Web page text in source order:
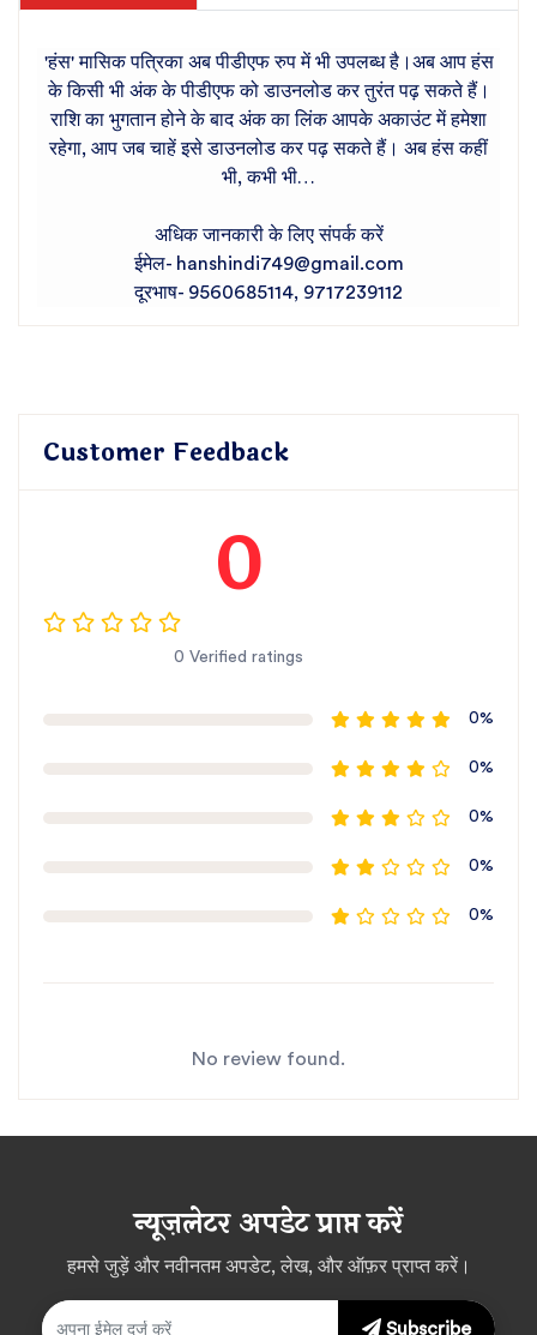
'हंस' मासिक पत्रिका अब पीडीएफ रुप में भी उपलब्ध है।अब आप हंस
के किसी भी अंक के पीडीएफ को डाउनलोड कर तुरंत पढ़ सकते हैं।
राशि का भुगतान होने के बाद अंक का लिंक आपके अकाउंट में हमेशा
रहेगा, आप जब चाहें इसे डाउनलोड कर पढ़ सकते हैं। अब हंस कहीं
भी, कभी भी…
अधिक जानकारी के लिए संपर्क करें
ईमेल- hanshindi749@gmail.com
दूरभाष- 9560685114, 9717239112
Customer Feedback
0
0 Verified ratings
0%
0%
0%
0%
0%
No review found.
न्यूज़लेटर अपडेट प्राप्त करें
हमसे जुड़ें और नवीनतम अपडेट, लेख, और ऑफ़र प्राप्त करें।
Subscribe